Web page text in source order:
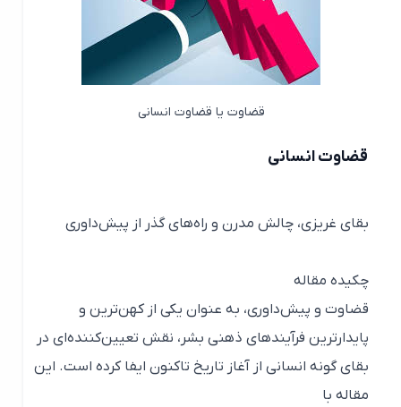
قضاوت یا قضاوت انسانی
قضاوت انسانی
بقای غریزی، چالش مدرن و راه‌های گذر از پیش‌داوری
چکیده مقاله
قضاوت و پیش‌داوری، به عنوان یکی از کهن‌ترین و
پایدارترین فرآیندهای ذهنی بشر، نقش تعیین‌کننده‌ای در
بقای گونه انسانی از آغاز تاریخ تاکنون ایفا کرده است. این
مقاله با